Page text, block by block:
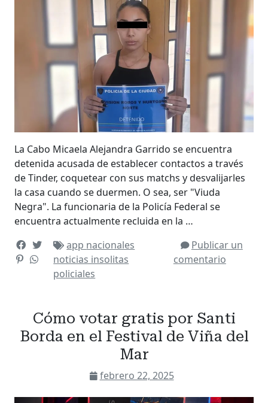
La Cabo Micaela Alejandra Garrido se encuentra
detenida acusada de establecer contactos a través
de Tinder, coquetear con sus matchs y desvalijarles
la casa cuando se duermen. O sea, ser "Viuda
Negra". La funcionaria de la Policía Federal se
encuentra actualmente recluida en la …
app nacionales
noticias insolitas
policiales
Publicar un
comentario
Cómo votar gratis por Santi
Borda en el Festival de Viña del
Mar
febrero 22, 2025